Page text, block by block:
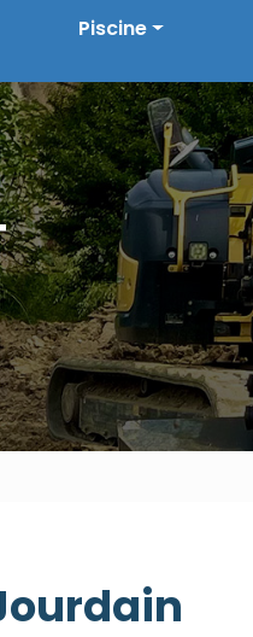
Piscine
Prestations en
Réalisations